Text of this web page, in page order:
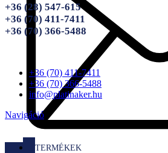
+36 (28) 547-615
+36 (70) 411-7411
+36 (70) 366-5488
+36 (70) 411-7411
+36 (70) 366-5488
info@platinaker.hu
Navigáció
TERMÉKEK